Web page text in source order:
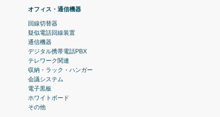
オフィス・通信機器
回線切替器
疑似電話回線装置
通信機器
デジタル携帯電話PBX
テレワーク関連
収納・ラック・ハンガー
会議システム
電子黒板
ホワイトボード
その他